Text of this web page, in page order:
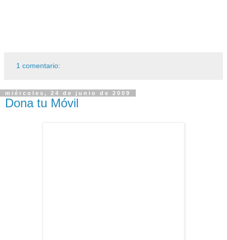
1 comentario:
miércoles, 24 de junio de 2009
Dona tu Móvil